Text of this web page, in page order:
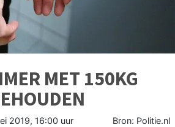
MET 150KG
2019, 16:00 uur Bron: Politie.nl